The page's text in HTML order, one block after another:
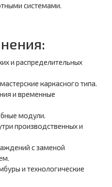
системами.
и распределительных
каркасного типа.
и временные
модули.
производственных и
с заменой
и технологические